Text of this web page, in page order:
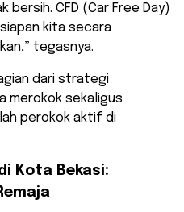
bersih. CFD (Car Free Day)
kita secara
tegasnya.
dari strategi
merokok sekaligus
perokok aktif di
Kota Bekasi: